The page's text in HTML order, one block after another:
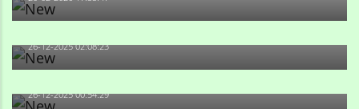
Məni bura NAZİR GÖNDƏRİB - 1937-ci ildən fəaliyyətdə
olan və...
26-12-2025 02:08:23
-Ay qız, sən məhkəməni udmayacaqsan... Sən bilirsən
də, məni...
26-12-2025 00:54:29